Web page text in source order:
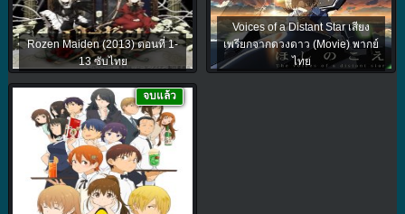
Rozen Maiden (2013) ตอนที่ 1-
13 ซับไทย
Voices of a Distant Star เสียง
เพรียกจากดวงดาว (Movie) พากย์
ไทย
จบแล้ว